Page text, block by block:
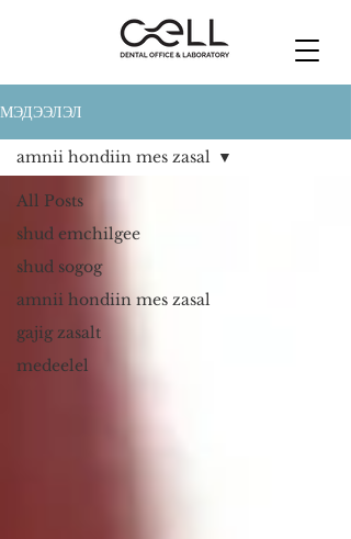
МЭДЭЭЛЭЛ
All Posts
shud emchilgee
shud sogog
amnii hondiin mes zasal
gajig zasalt
medeelel
amnii hondiin mes zasal